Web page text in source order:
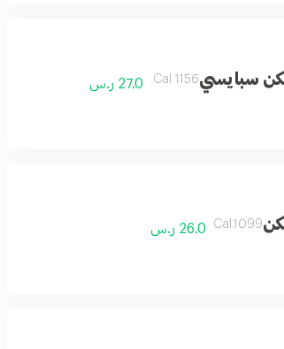
سبايسي1156 Cal. 27.0 ر.س
Cal.1099 26.0 ر.س